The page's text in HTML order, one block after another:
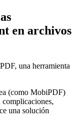
en archivos
una herramienta
(como MobiPDF)
complicaciones,
una solución